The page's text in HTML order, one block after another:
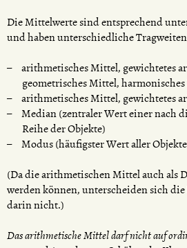
Die Mittelwerte sind entsprechend
und haben unterschiedliche
arithmetisches Mittel, gewichtetes
geometrisches Mittel,
arithmetisches Mittel, gewichtetes
Median (zentraler Wert einer nach
Reihe der Objekte)
Modus (häufigster Wert aller
(Da die arithmetischen Mittel auch als
werden können, unterscheiden sich die
darin nicht.)
Das arithmetische Mittel darf nicht auf